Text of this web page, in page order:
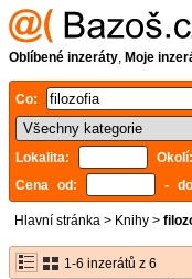
Oblíbené inzeráty, Moje
Co:
Lokalita:
Cena od:
-
Hlavní stránka > Knihy >
1-6 inzerátů z 6